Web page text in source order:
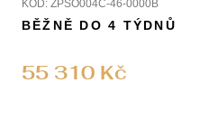
KÓD: ZPSO004C-46-0000B
55 310 Kč
BĚŽNĚ DO 4 TÝDNŮ